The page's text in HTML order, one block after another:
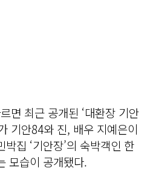
면 최근 공개된 ‘대환장 기안
기안84와 진, 배우 지예은이
집 ‘기안장’의 숙박객인 한
모습이 공개됐다.